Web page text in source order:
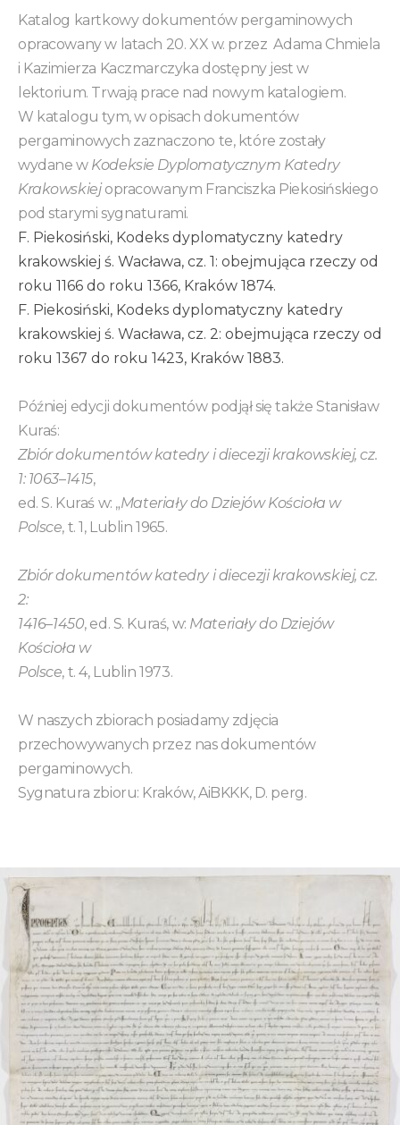
Katalog kartkowy dokumentów pergaminowych
opracowanyw latach 20. XX w. przez Adama Chmiela
i Kazimierza Kaczmarczyka dostępny jest w
lektorium. Trwają prace nad nowym katalogiem.
W katalogu tym, wopisach dokumentów
pergaminowych zaznaczono te, które zostały
wydane w Kodeksie Dyplomatycznym Katedry
Krakowskiejopracowanym Franciszka Piekosińskiego
pod starymi sygnaturami.
F. Piekosiński, Kodeks dyplomatyczny katedry
krakowskiej ś. Wacława, cz. 1: obejmująca rzeczy od
roku 1166 do roku 1366, Kraków 1874.
F. Piekosiński, Kodeks dyplomatyczny katedry
krakowskiej ś. Wacława, cz. 2: obejmująca rzeczy od
roku 1367 do roku 1423, Kraków 1883.
Później edycji dokumentów podjął się także Stanisław
Kuraś:
Zbiór dokumentów katedry i diecezji krakowskiej, cz.
1: 1063–1415,
ed. S. Kuraś w: „Materiały do Dziejów Kościoła w
Polsce, t. 1, Lublin 1965.
Zbiór dokumentów katedry i diecezji krakowskiej, cz.
2:
1416–1450, ed. S. Kuraś, w: Materiały do Dziejów
Kościoła w
Polsce, t. 4, Lublin 1973.
W naszych zbiorach posiadamy zdjęcia
przechowywanych przez nas dokumentów
pergaminowych.
Sygnatura zbioru: Kraków, AiBKKK, D. perg.